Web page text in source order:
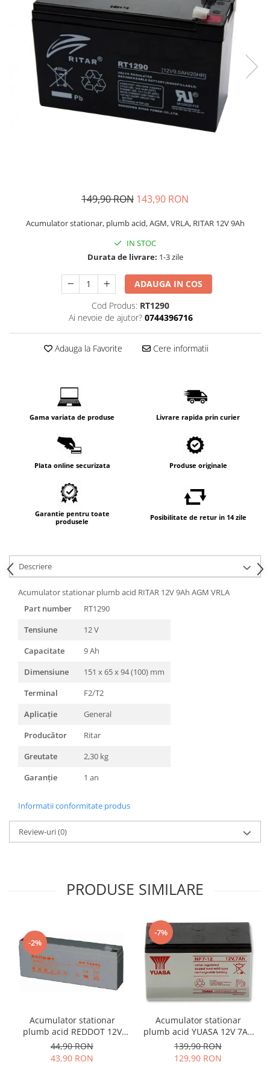
149,90 RON 143,90 RON
Acumulator stationar, plumb acid, AGM, VRLA, RITAR 12V 9Ah
IN STOC
Durata de livrare: 1-3 zile
ADAUGA IN COS
Cod Produs: RT1290
Ai nevoie de ajutor? 0744396716
Adauga la Favorite Cere informatii
Gama variata de produse Livrare rapida prin curier
Plata online securizata Produse originale
Garantie pentru toate
produsele
Posibilitate de retur in 14 zile
Descriere
Acumulator stationar plumb acid RITAR 12V 9Ah AGM VRLA
Part number
RT1290
Tensiune
12 V
Capacitate
9 Ah
Dimensiune
151 x 65 x 94 (100) mm
Terminal
F2/T2
Aplicație
General
Producător
Ritar
Greutate
2,30 kg
Garanție
1 an
Informatii conformitate produs
Review-uri(0)
PRODUSE SIMILARE
-2%
Acumulator stationar
plumb acid REDDOT 12V
2.2Ah AGM VRLA
44,90 RON
43,90 RON
-7%
Acumulator stationar
plumb acid YUASA 12V 7Ah
T1 AGM VRLA
139,90 RON
129,90 RON